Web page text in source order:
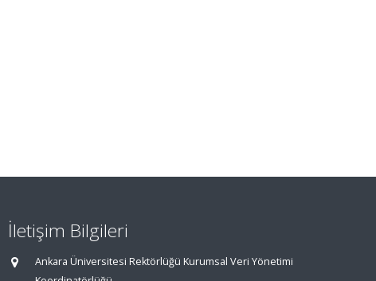
İletişim Bilgileri
Ankara Üniversitesi Rektörlüğü Kurumsal Veri Yönetimi